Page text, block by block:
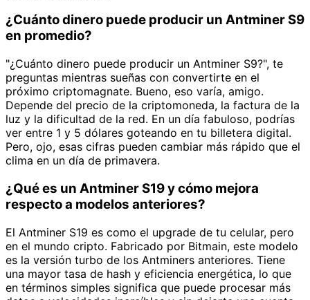
¿Cuánto dinero puede producir un Antminer S9
en promedio?
"¿Cuánto dinero puede producir un Antminer S9?", te
preguntas mientras sueñas con convertirte en el
próximo criptomagnate. Bueno, eso varía, amigo.
Depende del precio de la criptomoneda, la factura de la
luz y la dificultad de la red. En un día fabuloso, podrías
ver entre 1 y 5 dólares goteando en tu billetera digital.
Pero, ojo, esas cifras pueden cambiar más rápido que el
clima en un día de primavera.
¿Qué es un Antminer S19 y cómo mejora
respecto a modelos anteriores?
El Antminer S19 es como el upgrade de tu celular, pero
en el mundo cripto. Fabricado por Bitmain, este modelo
es la versión turbo de los Antminers anteriores. Tiene
una mayor tasa de hash y eficiencia energética, lo que
en términos simples significa que puede procesar más